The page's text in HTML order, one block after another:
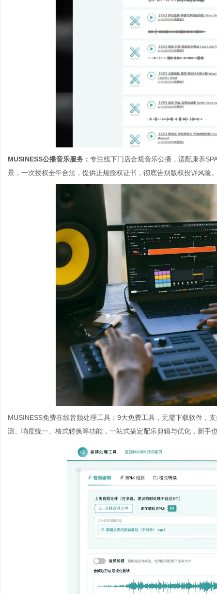
MUSINESS公播音乐服务： 专注线下门店合规音乐公播，适配康养
景，一次授权全年合法，提供正规授权证书，彻底告别版权投诉风险
MUSINESS免费在线音频处理工具：9大免费工具，无需下载软件，
测、响度统一、格式转换等功能，一站式搞定配乐剪辑与优化，新手